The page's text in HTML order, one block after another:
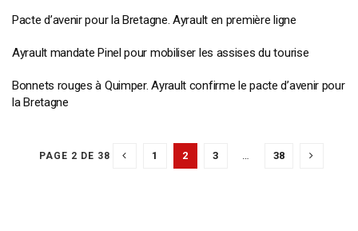
Pacte d’avenir pour la Bretagne. Ayrault en première ligne
Ayrault mandate Pinel pour mobiliser les assises du tourise
Bonnets rouges à Quimper. Ayrault confirme le pacte d’avenir pour
la Bretagne
PAGE 2 DE 38 1 2 3 … 38